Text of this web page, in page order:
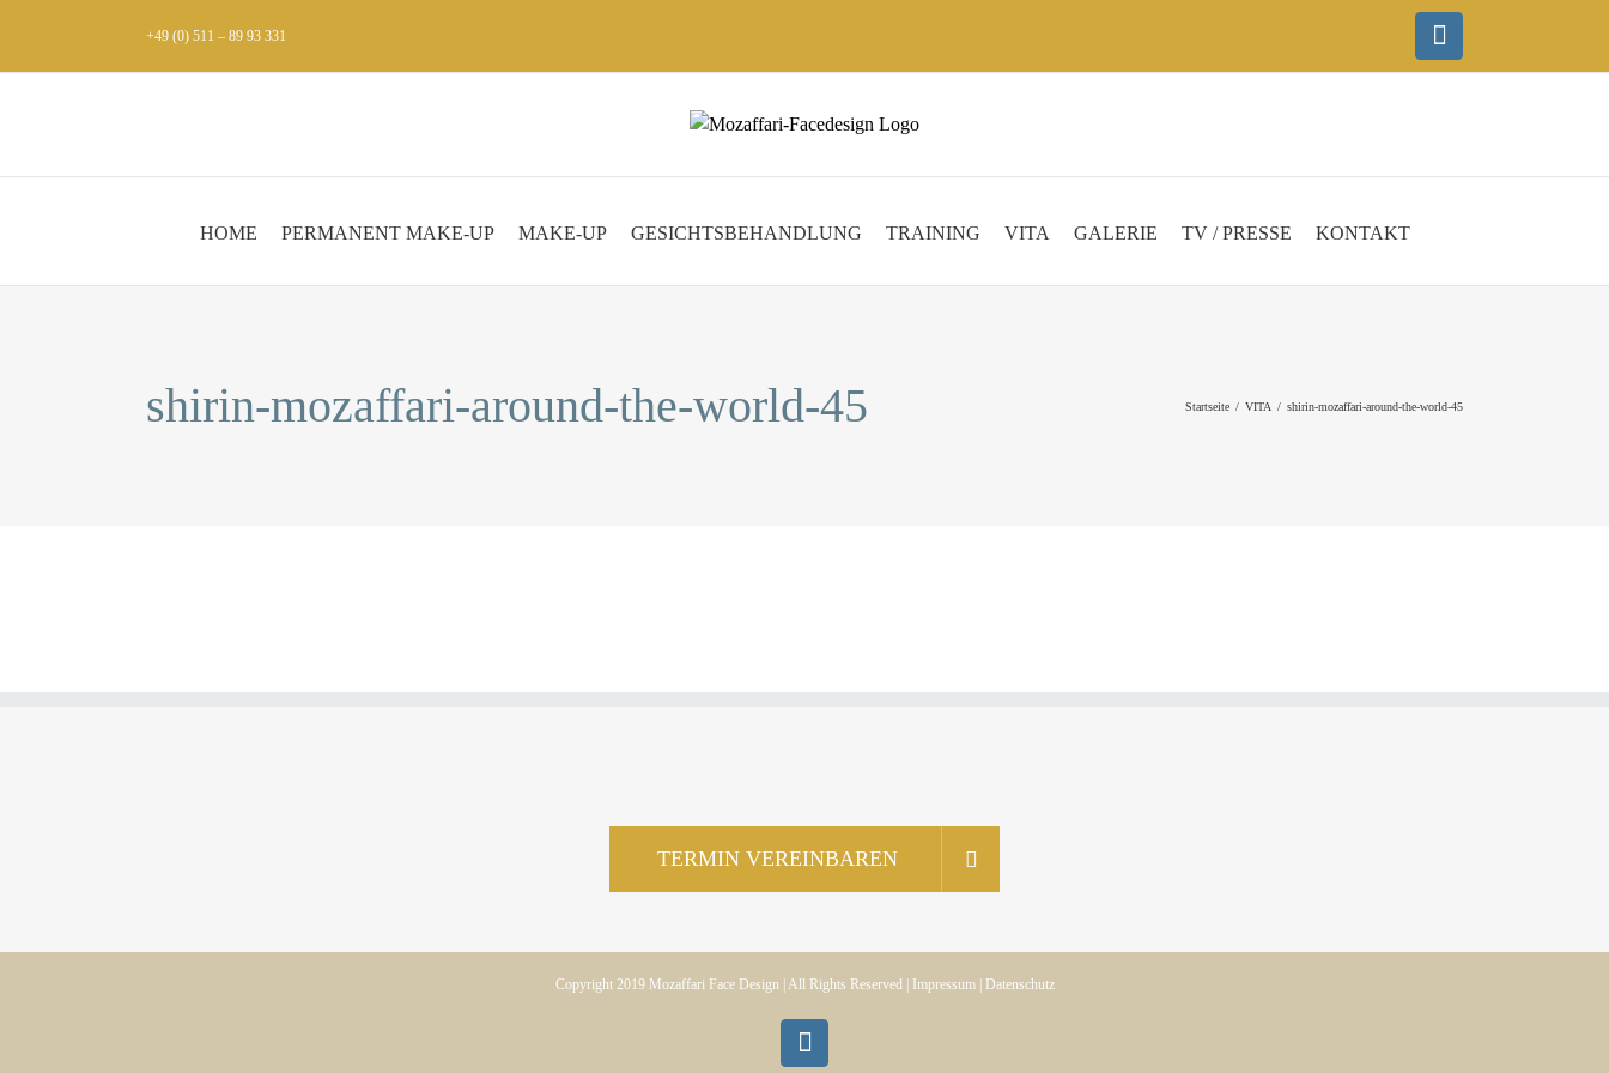
springen
+49 (0) 511 – 89 93 331 Instagram
HOME PERMANENT MAKE-UP MAKE-UP GESICHTSBEHANDLUNG TRAINING VITA GALERIE TV / PRESSE KONTAKT
shirin-mozaffari-around-the-world-45 Startseite VITA shirin-mozaffari-around-the-world-45
TERMIN VEREINBAREN
Copyright 2019 Mozaffari Face Design | All Rights Reserved | Impressum| Datenschutz
Instagram